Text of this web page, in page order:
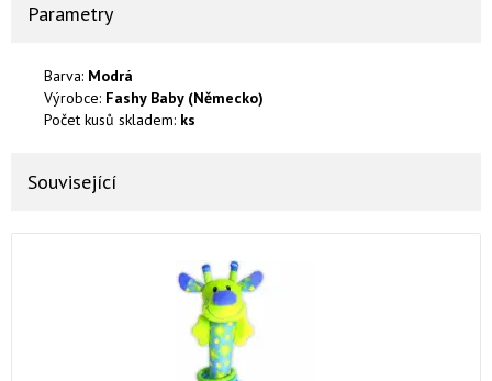
Parametry
Barva: Modrá
Výrobce: Fashy Baby (Německo)
Počet kusů skladem: ks
Související